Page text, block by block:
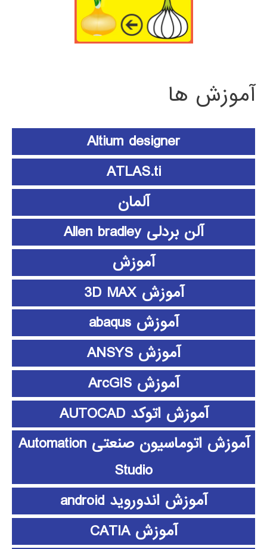
آموزش ها
Altium designer
ATLAS.ti
آلمان
آلن بردلی Allen bradley
آموزش
آموزش 3D MAX
آموزش abaqus
آموزش ANSYS
آموزش ArcGIS
آموزش اتوکد AUTOCAD
آموزش اتوماسیون صنعتی Automation
Studio
آموزش اندوروید android
آموزش CATIA